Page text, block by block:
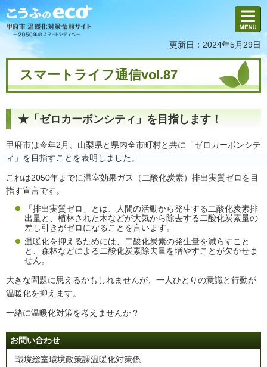
メニュ
ー
更新日：2024年5月29日
スマートライフ通信vol.87
★「ゼロカーボンシティ」を目指します！
甲府市は今年2月、山梨県と県内全市町村と共に「ゼロカーボンシテ
ィ」を目指すことを表明しました。
これは2050年までに温室効果ガス（二酸化炭素）排出実質ゼロを目
指す宣言です。
「排出実質ゼロ」とは、人間の活動から発生する二酸化炭素排
出量と、植林された木などが大気から除去する二酸化炭素量の
差し引きがゼロになることを言います。
温暖化を抑えるためには、二酸化炭素の発生量を減らすこと
と、森林などによる二酸化炭素除去量を増やすことが欠かせま
せん。
大きな問題に思えるかもしれませんが、一人ひとりの意識と行動が
温暖化を抑えます。
一緒に温暖化対策を考えませんか？
お問い合わせ
環境総室環境政策課温暖化対策係